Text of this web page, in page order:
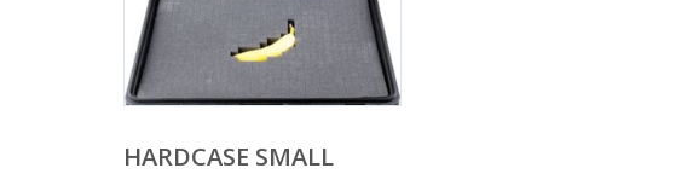
HARDCASE SMALL